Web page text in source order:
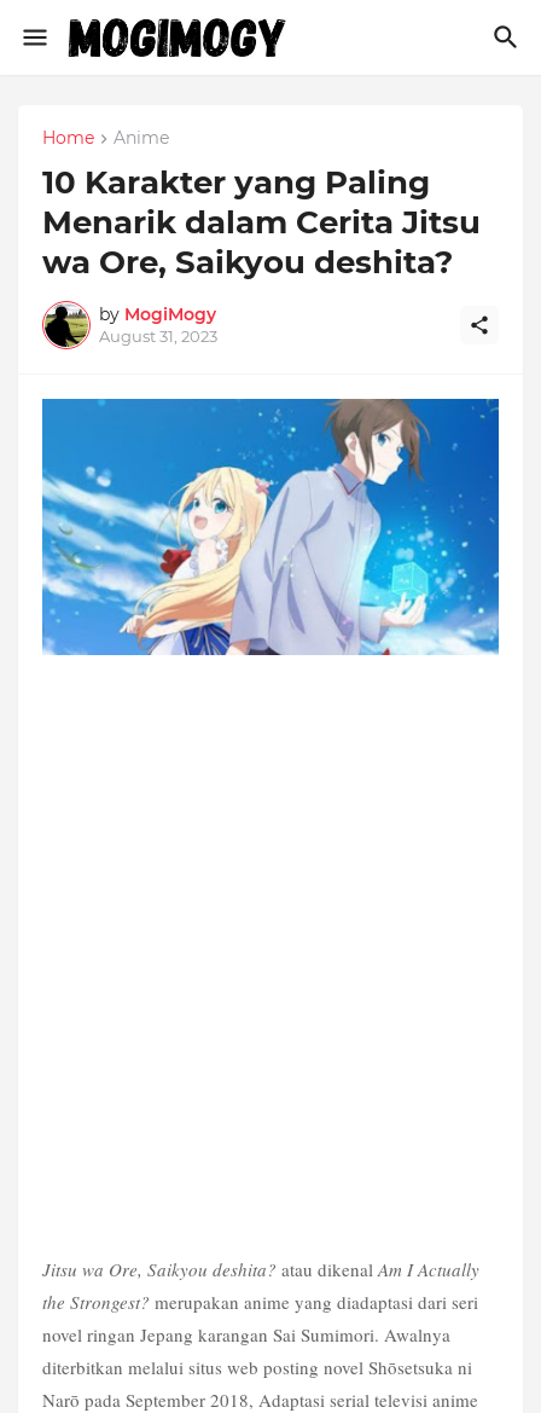
Home Anime
10 Karakter yang Paling
Menarik dalam Cerita Jitsu
wa Ore, Saikyou deshita?
by MogiMogy
August 31, 2023
Jitsu wa Ore, Saikyou deshita? atau dikenal Am I Actually
the Strongest? merupakan anime yang diadaptasi dari seri
novel ringan Jepang karangan Sai Sumimori. Awalnya
diterbitkan melalui situs web posting novel Shōsetsuka ni
Narō pada September 2018, Adaptasi serial televisi anime